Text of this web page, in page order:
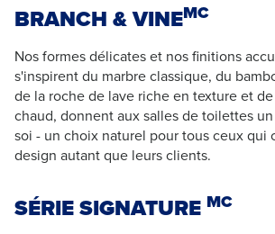
BRANCH & VINEMC
Nos formes délicates et nos finitions
s'inspirent du marbre classique, du
de la roche de lave riche en texture et de
chaud, donnent aux salles de toilettes
soi - un choix naturel pour tous ceux qui
design autant que leurs clients.
SÉRIE SIGNATURE MC